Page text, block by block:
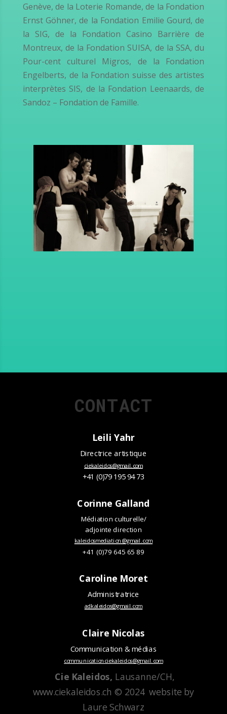
Genève, de la Loterie Romande, de la Fondation
Ernst Göhner, de la Fondation Emilie Gourd, de
la SIG, de la Fondation Casino Barrière de
Montreux, de la Fondation SUISA, de la SSA, du
Pour-cent culturel Migros, de la Fondation
Engelberts, de la Fondation suisse des artistes
interprètes SIS, de la Fondation Leenaards, de
Sandoz – Fondation de Famille.
CONTACT
Leili Yahr
Directrice artistique
ciekaleidos@gmail.com
+41 (0)79 195 94 73
Corinne Galland
Médiation culturelle/
adjointe direction
kaleidosmediation@gmail.com
+41 (0)79 645 65 89
Caroline Moret
Administratrice
adkaleidos@gmail.com
Claire Nicolas
Communication & médias
communicationciekaleidos@gmail.com
Cie Kaleidos, Lausanne/CH,
www.ciekaleidos.ch © 2024 website by
Laure Schwarz